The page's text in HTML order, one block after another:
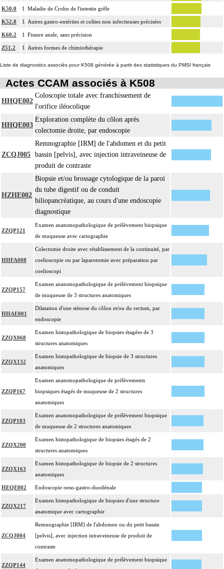
K50.0 1 Maladie de Crohn de l'intestin grêle
K52.8 1 Autres gastro-entérites et colites non infectieuses précisées
K60.2 1 Fissure anale, sans précision
Z51.2 1 Autres formes de chimiothérapie
Liste de diagnostics associés pour K508 générée à partir des statistiques du PMSI français
Actes CCAM associés à K508
HHQE002
Coloscopie totale avec franchissement de
l'orifice iléocolique
HHQE003
Exploration complète du côlon après
colectomie droite, par endoscopie
ZCQJ005
Remnographie [IRM] de l'abdomen et du petit
bassin [pelvis], avec injection intraveineuse de
produit de contraste
HZHE002
Biopsie et/ou brossage cytologique de la paroi
du tube digestif ou de conduit
biliopancréatique, au cours d'une endoscopie
diagnostique
ZZQP121
Examen anatomopathologique de prélèvement biopsique
de muqueuse avec cartographie
HHFA008
Colectomie droite avec rétablissement de la continuité, par
coelioscopie ou par laparotomie avec préparation par
coelioscopi
ZZQP157
Examen anatomopathologique de prélèvement biopsique
de muqueuse de 3 structures anatomiques
HHAE001
Dilatation d'une sténose du côlon et/ou du rectum, par
endoscopie
ZZQX068
Examen histopathologique de biopsies étagées de 3
structures anatomiques
ZZQX132
Examen histopathologique de biopsie de 3 structures
anatomiques
ZZQP167
Examen anatomopathologique de prélèvements
biopsiques étagés de muqueuse de 2 structures
anatomiques
ZZQP183
Examen anatomopathologique de prélèvement biopsique
de muqueuse de 2 structures anatomiques
ZZQX200
Examen histopathologique de biopsies étagés de 2
structures anatomiques
ZZQX163
Examen histopathologique de biopsie de 2 structures
anatomiques
HEQE002 Endoscopie oeso-gastro-duodénale
ZZQX217
Examen histopathologique de biopsies d'une structure
anatomique avec cartographie
ZCQJ004
Remnographie [IRM] de l'abdomen ou du petit bassin
[pelvis], avec injection intraveineuse de produit de
contraste
ZZQP144
Examen anatomopathologique de prélèvement biopsique